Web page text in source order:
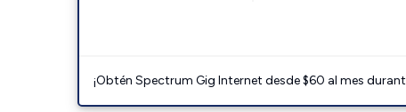
¡Obtén Spectrum Gig Internet desde $60 al mes